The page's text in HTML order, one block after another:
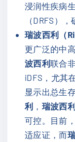
浸润性疾病
（DRFS）
瑞波西利（
更广泛的中
波西利联合
iDFS，尤其
显示出总生
利
瑞波西
可控。目前，
适应证，而